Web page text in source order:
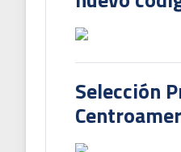
Selección